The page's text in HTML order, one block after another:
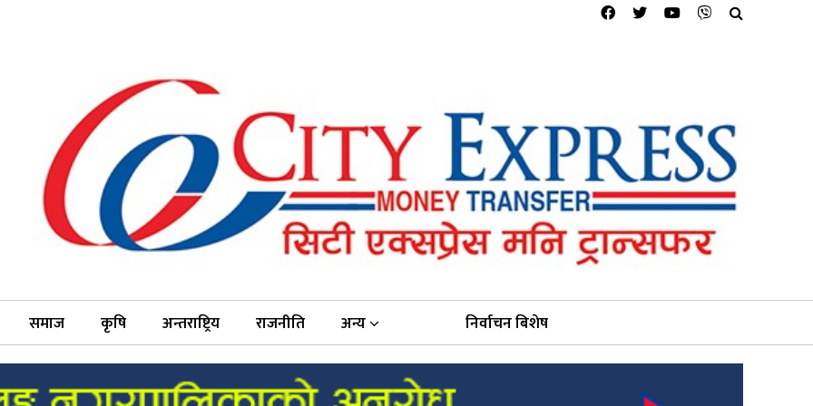
समाज कृषि अन्तराष्ट्रिय राजनीति अन्य निर्वाचन बिशेष